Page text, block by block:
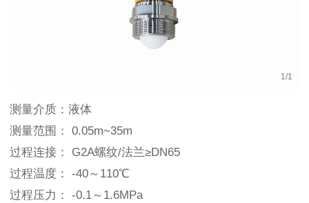
1 /1
测量介质：液体
测量范围： 0.05m~35m
过程连接： G2A螺纹/法兰≥DN65
过程温度： -40～110℃
过程压力： -0.1～1.6MPa